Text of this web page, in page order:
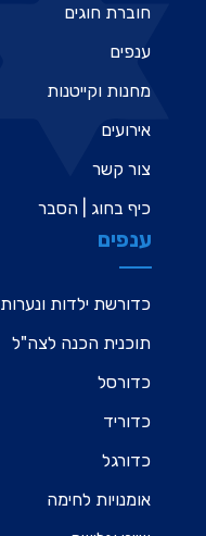
חוברת חוגים
ענפים
מחנות וקייטנות
אירועים
צור קשר
כיף בחוג | הסבר
ענפים
כדורשת ילדות ונערות
תוכנית הכנה לצה"ל
כדורסל
כדוריד
כדורגל
אומנויות לחימה